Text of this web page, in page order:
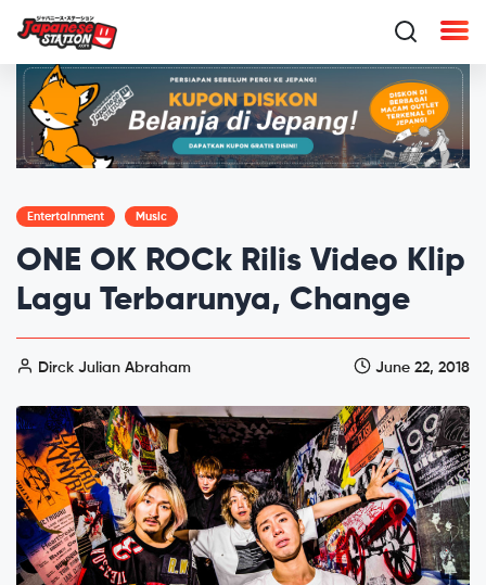
Entertainment Music
ONE OK ROCk Rilis Video Klip
Lagu Terbarunya, Change
Dirck Julian Abraham June 22, 2018